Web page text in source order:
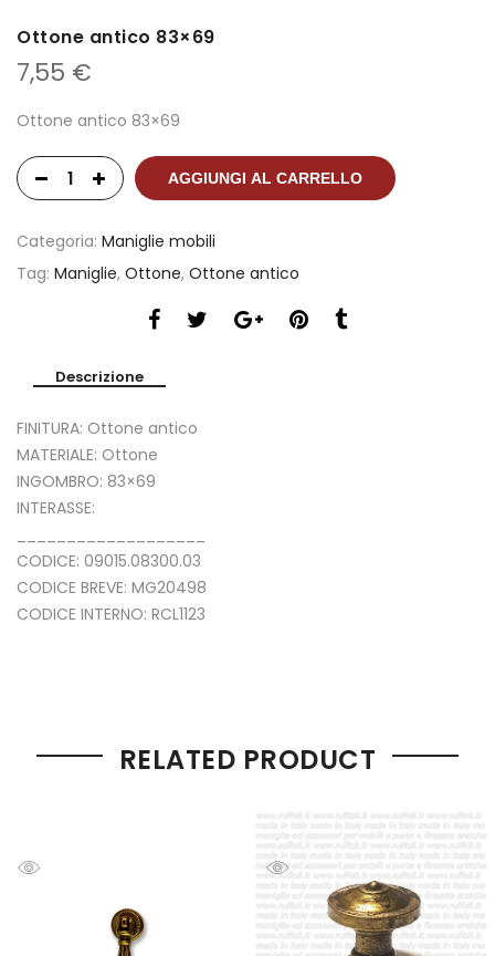
Ottone antico 83×69
7,55 €
Ottone antico 83×69
AGGIUNGI AL CARRELLO
Categoria: Maniglie mobili
Tag: Maniglie, Ottone, Ottone antico
Descrizione
FINITURA: Ottone antico
MATERIALE: Ottone
INGOMBRO: 83×69
INTERASSE:
CODICE: 09015.08300.03
CODICE BREVE: MG20498
CODICE INTERNO: RCL1123
RELATED PRODUCT